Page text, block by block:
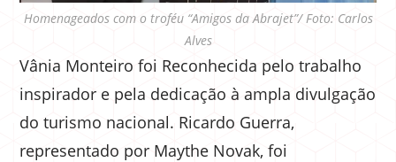
Homenageados com o troféu “Amigos da Abrajet”/ Foto: Carlos
Alves
Vânia Monteiro foi Reconhecida pelo trabalho
inspirador e pela dedicação à ampla divulgação
do turismo nacional. Ricardo Guerra,
representado por Maythe Novak, foi